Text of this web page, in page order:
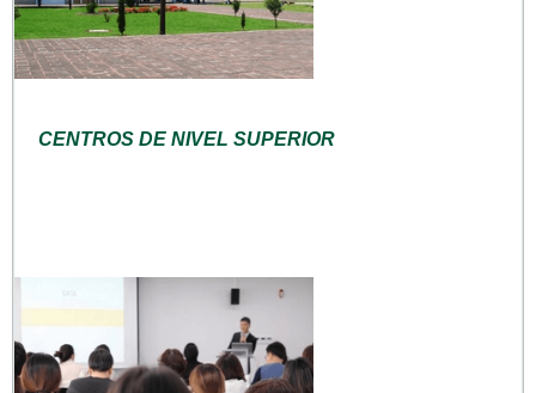
CENTROS DE NIVEL SUPERIOR